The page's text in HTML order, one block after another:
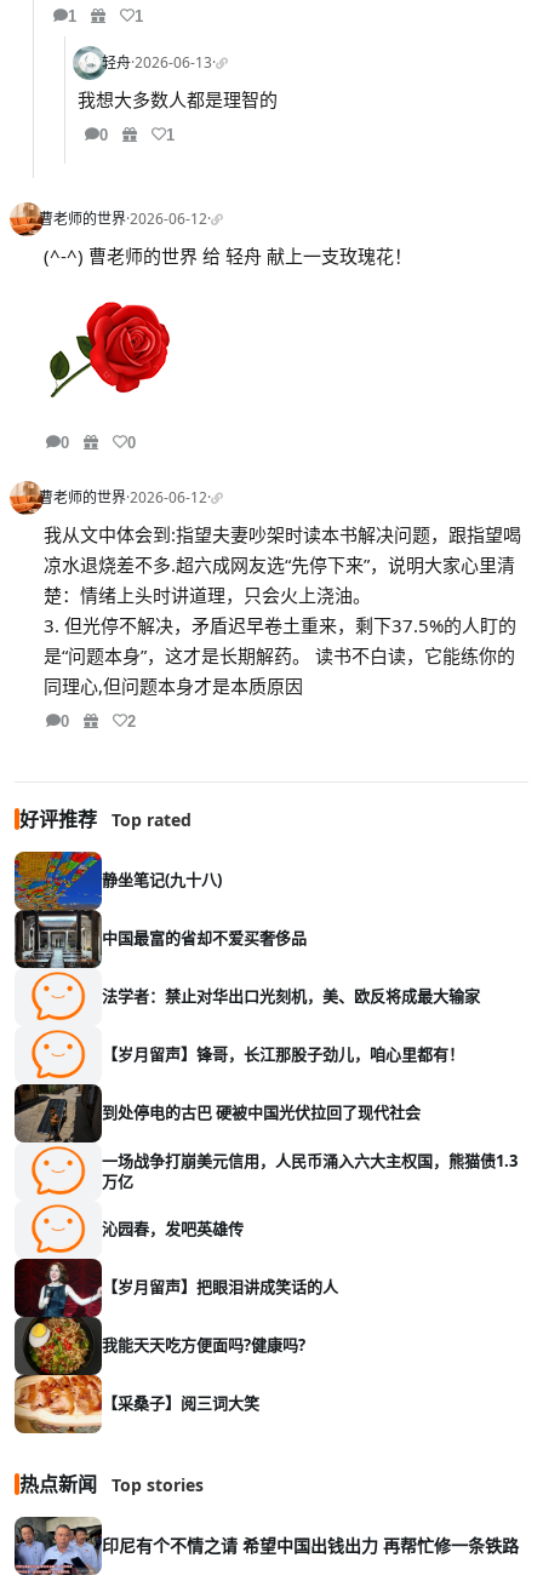
1 1
轻舟·2026-06-13·
我想大多数人都是理智的
0 1
曹老师的世界·2026-06-12·
(^-^) 曹老师的世界 给 轻舟 献上一支玫瑰花！
0 0
曹老师的世界·2026-06-12·
我从文中体会到:指望夫妻吵架时读本书解决问题，跟指望喝
凉水退烧差不多.超六成网友选“先停下来”，说明大家心里清
楚：情绪上头时讲道理，只会火上浇油。
3. 但光停不解决，矛盾迟早卷土重来，剩下37.5%的人盯的
是“问题本身”，这才是长期解药。 读书不白读，它能练你的
同理心,但问题本身才是本质原因
0 2
好评推荐 Top rated
静坐笔记(九十八)
中国最富的省却不爱买奢侈品
法学者：禁止对华出口光刻机，美、欧反将成最大输家
【岁月留声】锋哥，长江那股子劲儿，咱心里都有！
到处停电的古巴 硬被中国光伏拉回了现代社会
一场战争打崩美元信用，人民币涌入六大主权国，熊猫债1.3
万亿
沁园春，发吧英雄传
【岁月留声】把眼泪讲成笑话的人
我能天天吃方便面吗?健康吗?
【采桑子】阅三词大笑
热点新闻 Top stories
印尼有个不情之请 希望中国出钱出力 再帮忙修一条铁路